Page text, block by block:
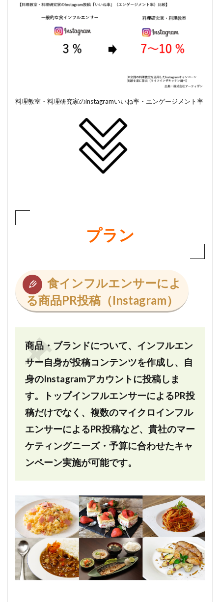
料理教室・料理研究家のinstagramいいね率・エンゲージメント率
プラン
食インフルエンサーによ
る商品PR投稿（Instagram）
商品・ブランドについて、インフルエン
サー自身が投稿コンテンツを作成し、自
身のInstagramアカウントに投稿しま
す。トップインフルエンサーによるPR投
稿だけでなく、複数のマイクロインフル
エンサーによるPR投稿など、貴社のマー
ケティングニーズ・予算に合わせたキャ
ンペーン実施が可能です。